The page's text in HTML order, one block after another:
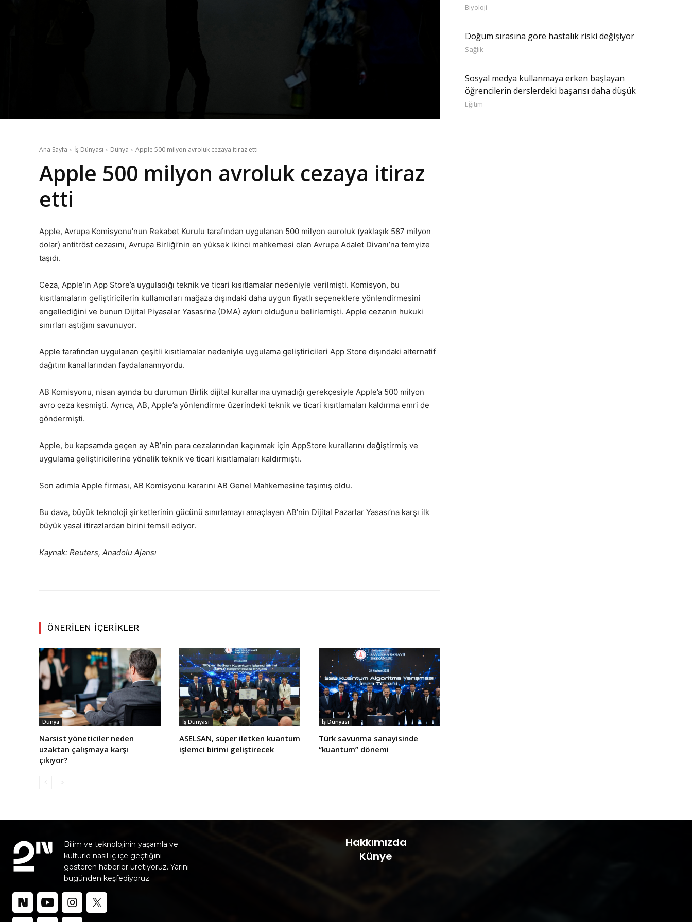
Ana Sayfa İş Dünyası Dünya Apple 500 milyon avroluk cezaya itiraz etti
Apple 500 milyon avroluk cezaya itiraz
etti
Apple, Avrupa Komisyonu’nun Rekabet Kurulu tarafından uygulanan 500 milyon euroluk (yaklaşık 587 milyon
dolar) antitröst cezasını, Avrupa Birliği’nin en yüksek ikinci mahkemesi olan Avrupa Adalet Divanı’na temyize
taşıdı.
Ceza, Apple’ın App Store’a uyguladığı teknik ve ticari kısıtlamalar nedeniyle verilmişti. Komisyon, bu
kısıtlamaların geliştiricilerin kullanıcıları mağaza dışındaki daha uygun fiyatlı seçeneklere yönlendirmesini
engellediğini ve bunun Dijital Piyasalar Yasası’na (DMA) aykırı olduğunu belirlemişti. Apple cezanın hukuki
sınırları aştığını savunuyor.
Apple tarafından uygulanan çeşitli kısıtlamalar nedeniyle uygulama geliştiricileri App Store dışındaki alternatif
dağıtım kanallarından faydalanamıyordu.
AB Komisyonu, nisan ayında bu durumun Birlik dijital kurallarına uymadığı gerekçesiyle Apple’a 500 milyon
avro ceza kesmişti. Ayrıca, AB, Apple’a yönlendirme üzerindeki teknik ve ticari kısıtlamaları kaldırma emri de
göndermişti.
Apple, bu kapsamda geçen ay AB’nin para cezalarından kaçınmak için AppStore kurallarını değiştirmiş ve
uygulama geliştiricilerine yönelik teknik ve ticari kısıtlamaları kaldırmıştı.
Son adımla Apple firması, AB Komisyonu kararını AB Genel Mahkemesine taşımış oldu.
Bu dava, büyük teknoloji şirketlerinin gücünü sınırlamayı amaçlayan AB’nin Dijital Pazarlar Yasası’na karşı ilk
büyük yasal itirazlardan birini temsil ediyor.
Kaynak: Reuters, Anadolu Ajansı
ÖNERILEN İÇERIKLER
Dünya
Narsist yöneticiler neden
uzaktan çalışmaya karşı
çıkıyor?
İş Dünyası
ASELSAN, süper iletken kuantum
işlemci birimi geliştirecek
İş Dünyası
Türk savunma sanayisinde
“kuantum” dönemi
Biyoloji
Doğum sırasına göre hastalık riski değişiyor
Sağlık
Sosyal medya kullanmaya erken başlayan
öğrencilerin derslerdeki başarısı daha düşük
Eğitim
Bilim ve teknolojinin yaşamla ve
kültürle nasıl iç içe geçtiğini
gösteren haberler üretiyoruz. Yarını
bugünden keşfediyoruz.
Hakkımızda
Künye